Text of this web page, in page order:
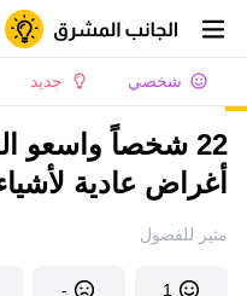
شخصي جديد
22 شخصاً واسعو
أغراض عادية
مثير للفضول
1
-